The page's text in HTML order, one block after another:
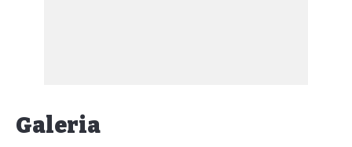
Galeria